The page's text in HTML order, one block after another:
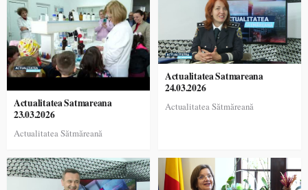
Actualitatea Satmareana
23.03.2026
Actualitatea Sătmăreană
Actualitatea Satmareana
24.03.2026
Actualitatea Sătmăreană